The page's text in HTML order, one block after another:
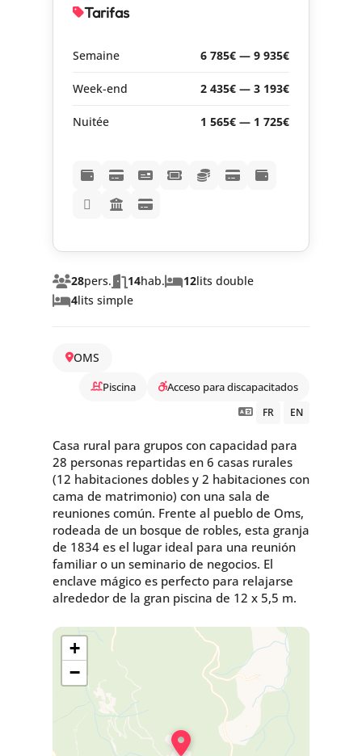
28pers. 14hab. 12lits double
4lits simple
OMS
Piscina Acceso para discapacitados
FR EN
Casa rural para grupos con capacidad para
28 personas repartidas en 6 casas rurales
(12 habitaciones dobles y 2 habitaciones con
cama de matrimonio) con una sala de
reuniones común. Frente al pueblo de Oms,
rodeada de un bosque de robles, esta granja
de 1834 es el lugar ideal para una reunión
familiar o un seminario de negocios. El
enclave mágico es perfecto para relajarse
alrededor de la gran piscina de 12 x 5,5 m.
+
−
Tarifas
Semaine 6 785€ — 9 935€
Week-end 2 435€ — 3 193€
Nuitée 1 565€ — 1 725€